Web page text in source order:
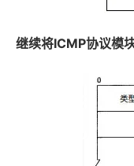
继续将ICMP协议模